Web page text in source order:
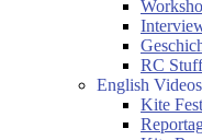
RC Stuff
English Videos
Kite